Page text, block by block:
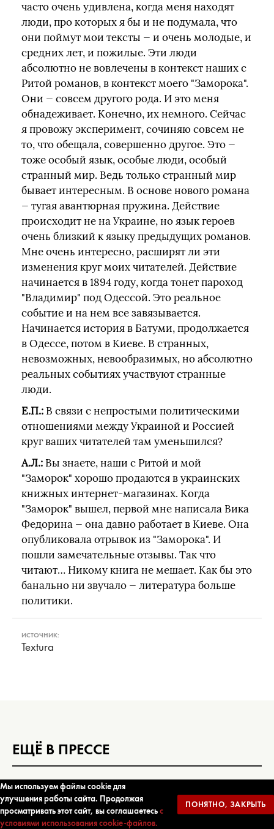
часто очень удивлена, когда меня находят
люди, про которых я бы и не подумала, что
они поймут мои тексты — и очень молодые, и
средних лет, и пожилые. Эти люди
абсолютно не вовлечены в контекст наших с
Ритой романов, в контекст моего "Заморока".
Они — совсем другого рода. И это меня
обнадеживает. Конечно, их немного. Сейчас
я провожу эксперимент, сочиняю совсем не
то, что обещала, совершенно другое. Это —
тоже особый язык, особые люди, особый
странный мир. Ведь только странный мир
бывает интересным. В основе нового романа
— тугая авантюрная пружина. Действие
происходит не на Украине, но язык героев
очень близкий к языку предыдущих романов.
Мне очень интересно, расширят ли эти
изменения круг моих читателей. Действие
начинается в 1894 году, когда тонет пароход
"Владимир" под Одессой. Это реальное
событие и на нем все завязывается.
Начинается история в Батуми, продолжается
в Одессе, потом в Киеве. В странных,
невозможных, невообразимых, но абсолютно
реальных событиях участвуют странные
люди.
Е.П.: В связи с непростыми политическими
отношениями между Украиной и Россией
круг ваших читателей там уменьшился?
А.Л.: Вы знаете, наши с Ритой и мой
"Заморок" хорошо продаются в украинских
книжных интернет-магазинах. Когда
"Заморок" вышел, первой мне написала Вика
Федорина — она давно работает в Киеве. Она
опубликовала отрывок из "Заморока". И
пошли замечательные отзывы. Так что
читают… Никому книга не мешает. Как бы это
банально ни звучало — литература больше
политики.
ИСТОЧНИК:
Textura
ЕЩЁ В ПРЕССЕ
Кинопоиск
НИНА ГОРСКАЯ
Любимая писательница вашей любимой
Мы используем файлы cookie для
улучшения работы сайта. Продолжая
просматривать этот сайт, вы соглашаетесьс
условиями использования cookie-файлов.
ПОНЯТНО, ЗАКРЫТЬ